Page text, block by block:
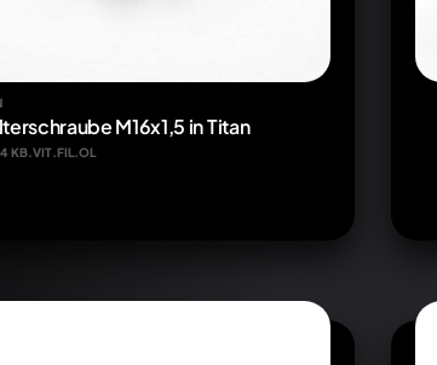
M16x1,5 in Titan
KB.VIT.FIL.OL